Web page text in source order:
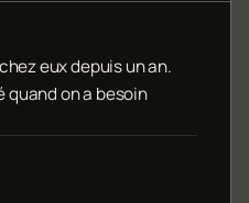
eux depuis un an.
on a besoin